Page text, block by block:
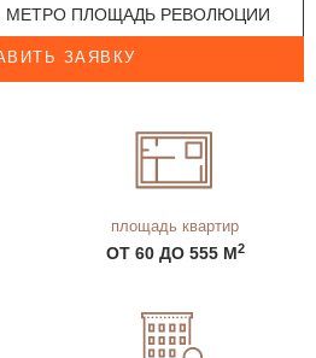
МЕТРО ПЛОЩАДЬ РЕВОЛЮЦИИ
ЗАЯВКУ
площадь квартир
ОТ 60 ДО 555 М2